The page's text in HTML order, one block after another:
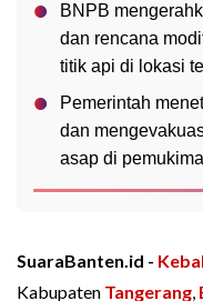
BNPB
dan rencana
titik api di lokasi
Pemerintah
dan
asap di
SuaraBanten.id -
Kabupaten Tangerang,